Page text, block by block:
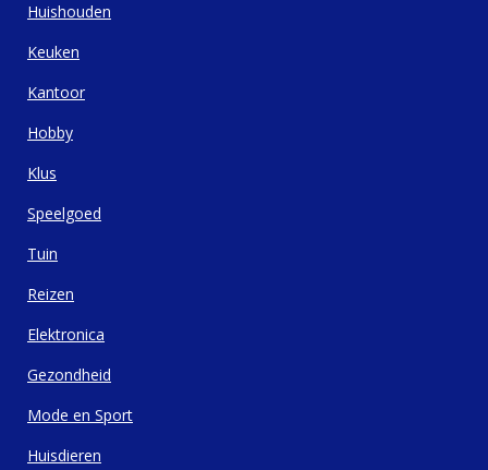
Huishouden
Keuken
Kantoor
Hobby
Klus
Speelgoed
Tuin
Reizen
Elektronica
Gezondheid
Mode en Sport
Huisdieren